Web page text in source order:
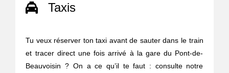
Taxis
Tu veux réserver ton taxi avant de sauter dans le train
et tracer direct une fois arrivé à la gare du Pont-de-
Beauvoisin ? On a ce qu’il te faut : consulte notre